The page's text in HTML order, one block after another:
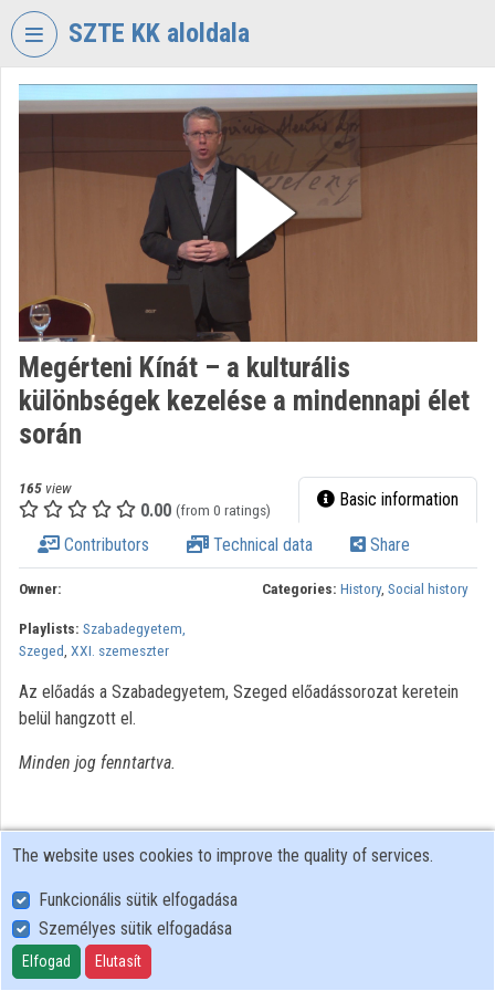
Skip header
SZTE KK aloldala
VIDEOTORIUM
Organization home
Organization discovery
Categories
Organization playlists
Organizations
Contributors
Megérteni Kínát – a kulturális
különbségek kezelése a mindennapi élet
során
165 view
0.00 (from 0 ratings) Basic information
Contributors Technical data Share
Owner: Categories: History, Social history
Playlists: Szabadegyetem,
Szeged, XXI. szemeszter
Az előadás a Szabadegyetem, Szeged előadássorozat keretein
belül hangzott el.
Minden jog fenntartva.
User Policy
Adatkezelési tájékoztató (en)
Cookie Policy
The website uses cookies to improve the quality of services.
Funkcionális sütik elfogadása
Személyes sütik elfogadása
Elfogad Elutasít